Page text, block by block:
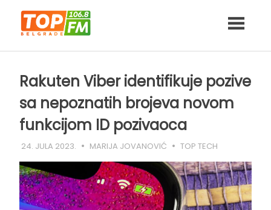
content
Rakuten Viber identifikuje pozive
sa nepoznatih brojeva novom
funkcijom ID pozivaoca
24. JULA 2023. MARIJA JOVANOVIĆ TOP TECH